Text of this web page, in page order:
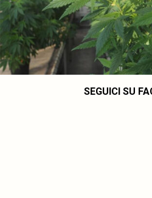
SEGUICI SU